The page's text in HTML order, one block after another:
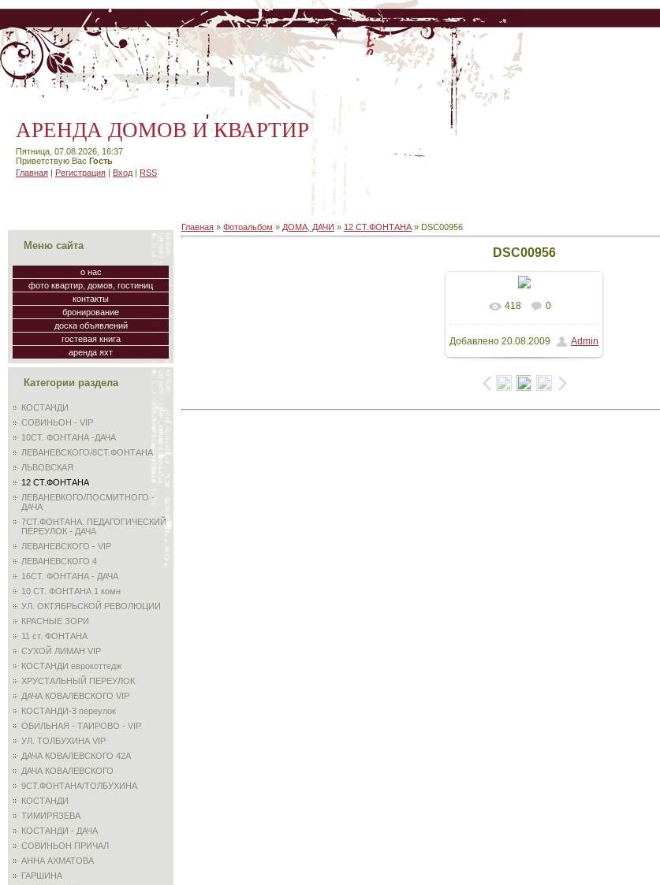
АРЕНДА ДОМОВ И КВАРТИР
Пятница, 07.08.2026, 16:37
Приветствую Вас Гость
Главная | Регистрация | Вход | RSS
Меню сайта
о нас
фото квартир, домов, гостиниц
контакты
бронирование
доска объявлений
гостевая книга
аренда яхт
Категории раздела
КОСТАНДИ
СОВИНЬОН - VIP
10СТ. ФОНТАНА -ДАЧА
ЛЕВАНЕВСКОГО/8СТ.ФОНТАНА
ЛЬВОВСКАЯ
12 СТ.ФОНТАНА
ЛЕВАНЕВКОГО/ПОСМИТНОГО -
ДАЧА
7СТ.ФОНТАНА. ПЕДАГОГИЧЕСКИЙ
ПЕРЕУЛОК - ДАЧА
ЛЕВАНЕВСКОГО - VIP
ЛЕВАНЕВСКОГО 4
16СТ. ФОНТАНА - ДАЧА
10 СТ. ФОНТАНА 1 комн
УЛ. ОКТЯБРЬСКОЙ РЕВОЛЮЦИИ
КРАСНЫЕ ЗОРИ
11 ст. ФОНТАНА
СУХОЙ ЛИМАН VIP
КОСТАНДИ еврокоттедж
ХРУСТАЛЬНЫЙ ПЕРЕУЛОК
ДАЧА КОВАЛЕВСКОГО VIP
КОСТАНДИ-3 переулок
ОБИЛЬНАЯ - ТАИРОВО - VIP
УЛ. ТОЛБУХИНА VIP
ДАЧА КОВАЛЕВСКОГО 42А
ДАЧА КОВАЛЕВСКОГО
9СТ.ФОНТАНА/ТОЛБУХИНА
КОСТАНДИ
ТИМИРЯЗЕВА
КОСТАНДИ - ДАЧА
СОВИНЬОН ПРИЧАЛ
АННА АХМАТОВА
ГАРШИНА
Главная » Фотоальбом » ДОМА, ДАЧИ » 12 СТ.ФОНТАНА » DSC00956
DSC00956
В реальном размере
2048x1536/ 461.0Kb
418 0
Добавлено 20.08.2009 Admin